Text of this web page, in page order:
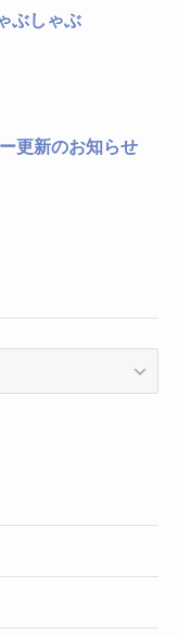
ぶしゃぶ
更新のお知らせ